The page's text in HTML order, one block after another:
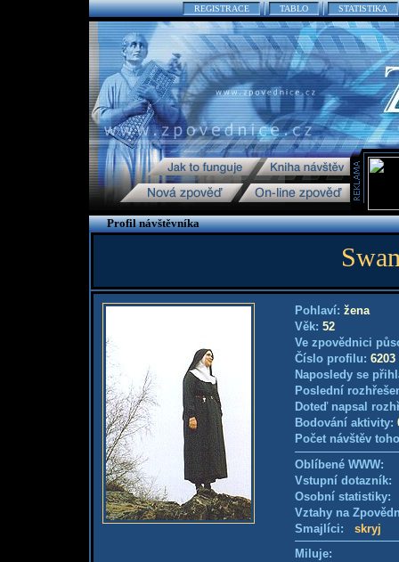
REGISTRACE TABLO STATISTIKA
Profil návštěvníka
Pohlaví: žena
Věk: 52
Ve zpovědnici
Číslo profilu: 6203
Naposledy se
Poslední
Doteď napsal
Bodování aktivity:
Počet návštěv
Oblíbené WWW:
Vstupní
Osobní
Vztahy na
Smajlíci: skryj
Miluje: